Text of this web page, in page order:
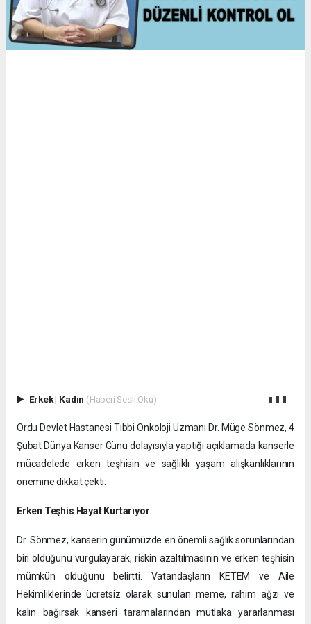
Erkek| Kadın (Haberi Sesli Oku)
Ordu Devlet Hastanesi Tıbbi Onkoloji Uzmanı Dr. Müge Sönmez, 4
Şubat Dünya Kanser Günü dolayısıyla yaptığı açıklamada kanserle
mücadelede erken teşhisin ve sağlıklı yaşam alışkanlıklarının
önemine dikkat çekti.
Erken Teşhis Hayat Kurtarıyor
Dr. Sönmez, kanserin günümüzde en önemli sağlık sorunlarından
biri olduğunu vurgulayarak, riskin azaltılmasının ve erken teşhisin
mümkün olduğunu belirtti. Vatandaşların KETEM ve Aile
Hekimliklerinde ücretsiz olarak sunulan meme, rahim ağzı ve
kalın bağırsak kanseri taramalarından mutlaka yararlanması